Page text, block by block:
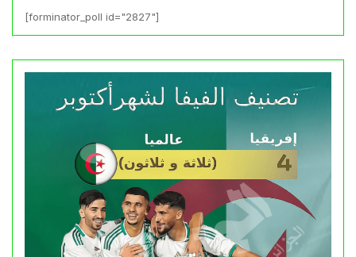
[forminator_poll id="2827"]